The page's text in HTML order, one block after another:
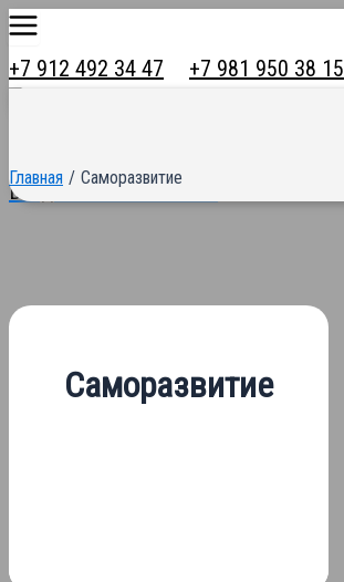
Перейти
содержимому
Main
Menu
+7 912 492 34 47 +7 981 950 38 15
Вход в личный кабинет
Главная Саморазвитие
Саморазвитие